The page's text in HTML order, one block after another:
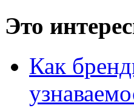
Это
Как